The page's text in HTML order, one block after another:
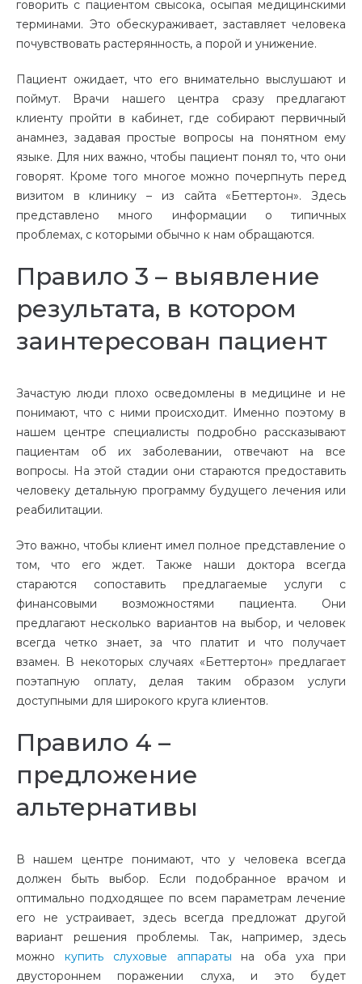
говорить с пациентом свысока, осыпая медицинскими
терминами. Это обескураживает, заставляет человека
почувствовать растерянность, а порой и унижение.
Пациент ожидает, что его внимательно выслушают и
поймут. Врачи нашего центра сразу предлагают
клиенту пройти в кабинет, где собирают первичный
анамнез, задавая простые вопросы на понятном ему
языке. Для них важно, чтобы пациент понял то, что они
говорят. Кроме того многое можно почерпнуть перед
визитом в клинику – из сайта «Беттертон». Здесь
представлено много информации о типичных
проблемах, с которыми обычно к нам обращаются.
Правило 3 – выявление
результата, в котором
заинтересован пациент
Зачастую люди плохо осведомлены в медицине и не
понимают, что с ними происходит. Именно поэтому в
нашем центре специалисты подробно рассказывают
пациентам об их заболевании, отвечают на все
вопросы. На этой стадии они стараются предоставить
человеку детальную программу будущего лечения или
реабилитации.
Это важно, чтобы клиент имел полное представление о
том, что его ждет. Также наши доктора всегда
стараются сопоставить предлагаемые услуги с
финансовыми возможностями пациента. Они
предлагают несколько вариантов на выбор, и человек
всегда четко знает, за что платит и что получает
взамен. В некоторых случаях «Беттертон» предлагает
поэтапную оплату, делая таким образом услуги
доступными для широкого круга клиентов.
Правило 4 –
предложение
альтернативы
В нашем центре понимают, что у человека всегда
должен быть выбор. Если подобранное врачом и
оптимально подходящее по всем параметрам лечение
его не устраивает, здесь всегда предложат другой
вариант решения проблемы. Так, например, здесь
можно купить слуховые аппараты на оба уха при
двустороннем поражении слуха, и это будет